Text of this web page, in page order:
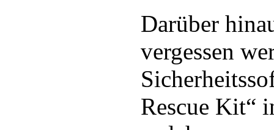
Darüber
vergessen
Rescue Kit“